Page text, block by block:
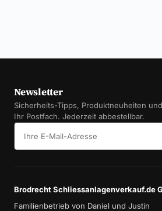
Newsletter
Sicherheits-Tipps, Produktneuheiten
Ihr Postfach. Jederzeit abbestellbar.
Brodrecht Schliessanlagenverkauf.de
Familienbetrieb von Daniel und Justin